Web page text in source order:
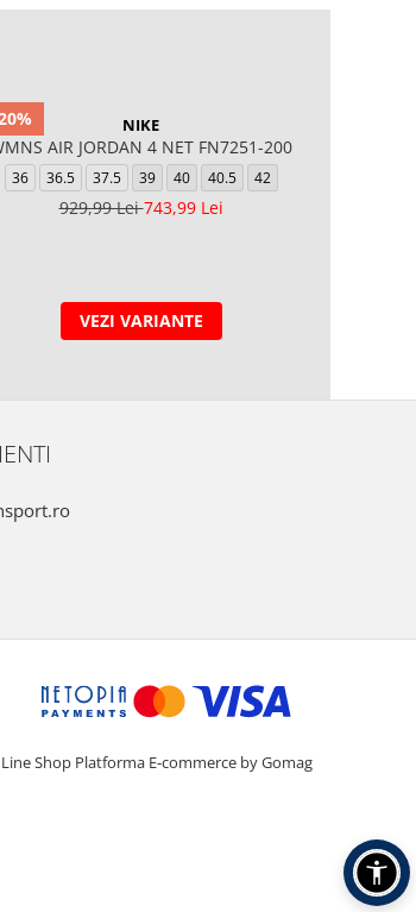
NIKE
AIR JORDAN 4 NET FN7251-200
36 36.5 37.5 39 40 40.5 42
929,99 Lei743,99 Lei
VEZI VARIANTE
Shop Platforma E-commerce by Gomag